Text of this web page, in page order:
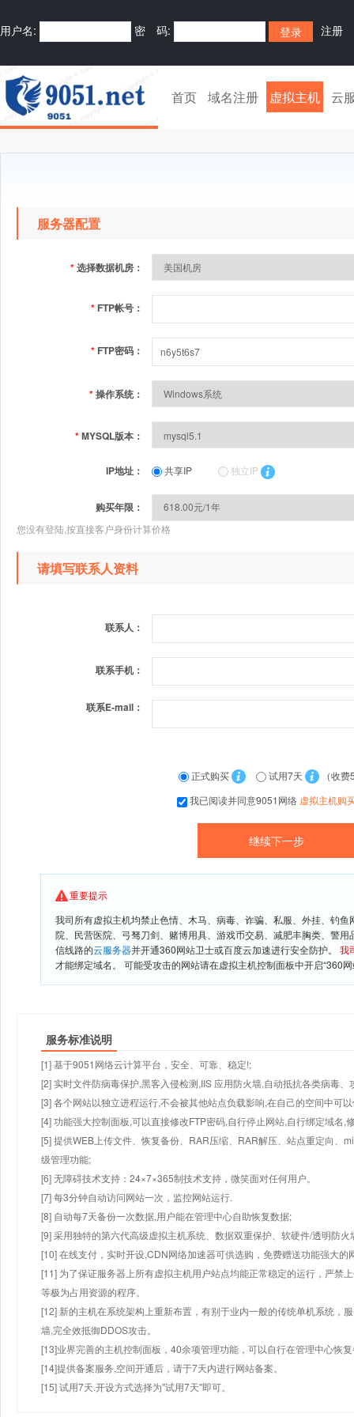
用户名: 密 码: 注册
首页 域名注册 虚拟主机 云
服务器配置
*选择数据机房：
* FTP帐号：
* FTP密码：
*操作系统：
*MYSQL版本：
IP地址： 共享IP 独立IP
购买年限：
您没有登陆,按直接客户身份计算价格
请填写联系人资料
联系人：
联系手机：
联系E-mail：
正式购买 试用7天
（收费
我已阅读并同意9051网络 虚拟主机购
重要提示
我司所有虚拟主机均禁止色情、木马、病毒、诈骗、私服、外挂、钓
院、民营医院、弓驽刀剑、赌博用具、游戏币交易、减肥丰胸类、警
信线路的云服务器并开通360网站卫士或百度云加速进行安全防护。 我
才能绑定域名。 可能受攻击的网站请在虚拟主机控制面板中开启“360
服务标准说明
[1] 基于9051网络云计算平台，安全、可靠、稳定!;
[2] 实时文件防病毒保护,黑客入侵检测,IIS 应用防火墙,自动抵抗各类病毒、
[3] 各个网站以独立进程运行,不会被其他站点负载影响,在自己的空间中可
[4] 功能强大控制面板,可以直接修改FTP密码,自行停止网站,自行绑定域名,
[5] 提供WEB上传文件、恢复备份、RAR压缩、RAR解压、站点重定向、
级管理功能;
[6] 无障碍技术支持：24×7×365制技术支持，微笑面对任何用户。
[7] 每3分钟自动访问网站一次，监控网站运行.
[8] 自动每7天备份一次数据,用户能在管理中心自助恢复数据;
[9] 采用独特的第六代高级虚拟主机系统、数据双重保护、软硬件/透明防火
[10] 在线支付，实时开设,CDN网络加速器可供选购，免费赠送功能强大
[11] 为了保证服务器上所有虚拟主机用户站点均能正常稳定的运行，严禁
等极为占用资源的程序。
[12] 新的主机在系统架构上重新布置，有别于业内一般的传统单机系统，
墙,完全效抵御DDOS攻击。
[13]业界完善的主机控制面板，40余项管理功能，可以自行在管理中心恢
[14]提供备案服务,空间开通后，请于7天内进行网站备案。
[15] 试用7天.开设方式选择为"试用7天"即可。